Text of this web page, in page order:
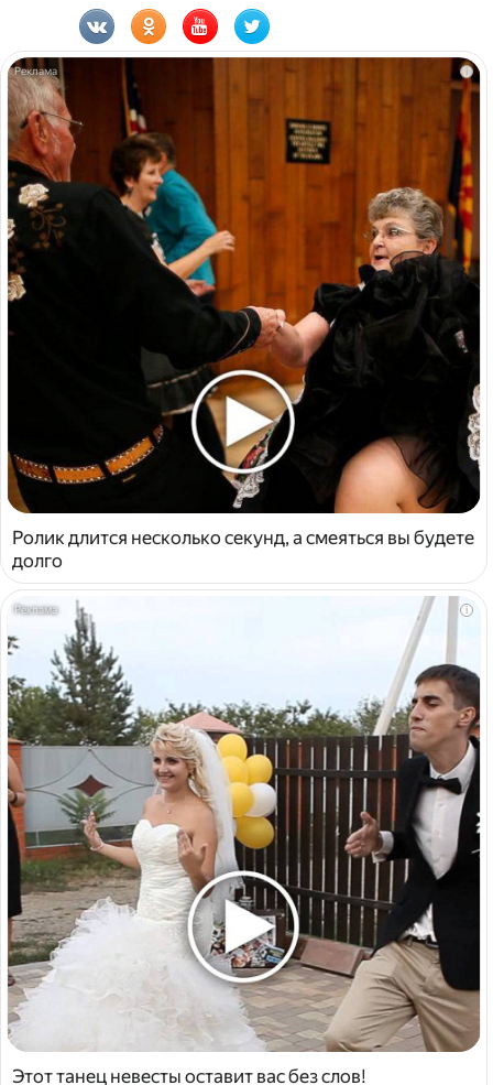
i
Ролик длится несколько секунд, а смеяться вы будете
долго
i
Этот танец невесты оставит вас без слов!